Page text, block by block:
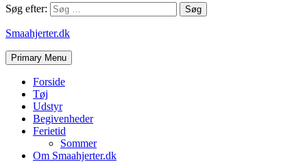
Søg efter:
Smaahjerter.dk
Primary Menu
Forside
Tøj
Udstyr
Begivenheder
Ferietid
Sommer
Om Smaahjerter.dk